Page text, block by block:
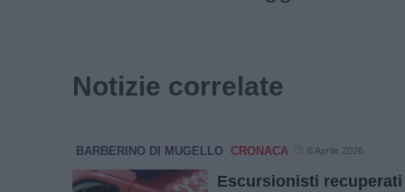
Notizie correlate
BARBERINO DI MUGELLO CRONACA 6 Aprile 2026
Escursionisti